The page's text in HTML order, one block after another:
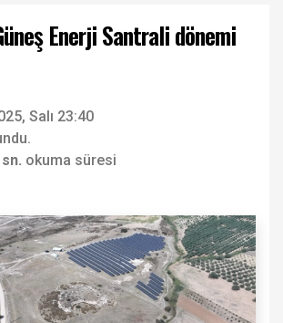
Enerji Santrali dönemi
Salı 23:40
okuma süresi